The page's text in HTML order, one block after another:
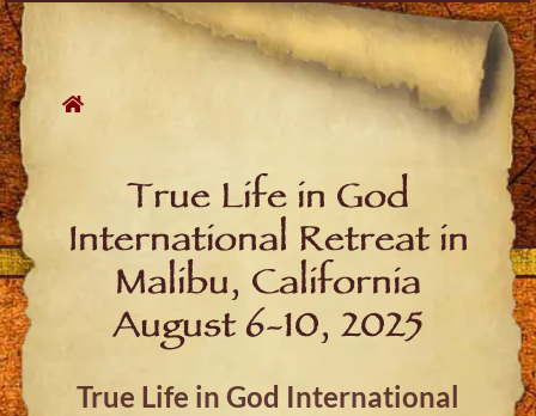
Skip
to
content
True Life in God
International Retreat in
Malibu, California
August 6-10, 2025
True Life in God International